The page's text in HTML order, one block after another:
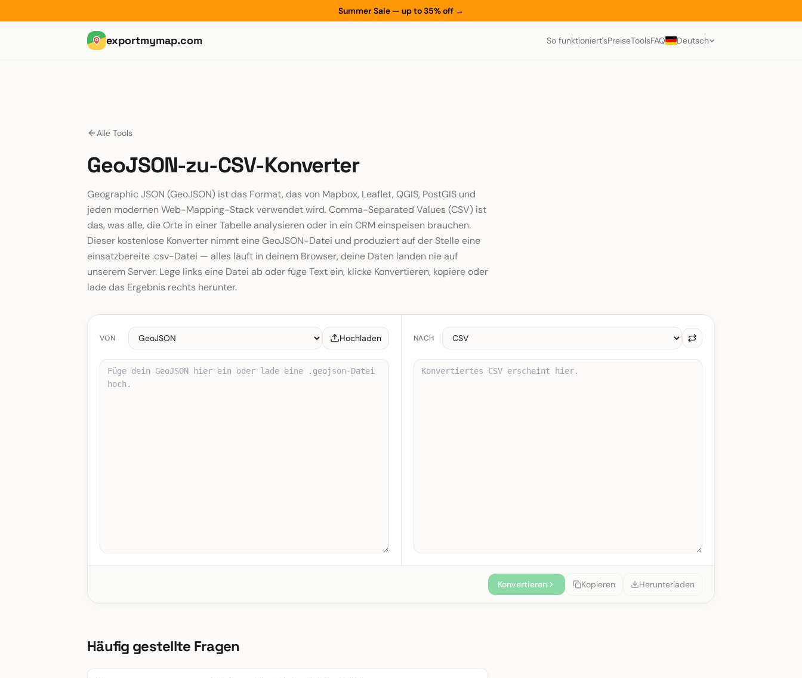
Summer Sale — up to 35% off →
exportmymap.com So funktioniert'sPreiseToolsFAQ Deutsch
Alle Tools
GeoJSON-zu-CSV-Konverter
Geographic JSON (GeoJSON) ist das Format, das von Mapbox, Leaflet, QGIS, PostGIS und
jeden modernen Web-Mapping-Stack verwendet wird. Comma-Separated Values (CSV) ist
das, was alle, die Orte in einer Tabelle analysieren oder in ein CRM einspeisen brauchen.
Dieser kostenlose Konverter nimmt eine GeoJSON-Datei und produziert auf der Stelle eine
einsatzbereite .csv-Datei — alles läuft in deinem Browser, deine Daten landen nie auf
unserem Server. Lege links eine Datei ab oder füge Text ein, klicke Konvertieren, kopiere oder
lade das Ergebnis rechts herunter.
VON Hochladen NACH
Konvertieren Kopieren Herunterladen
Häufig gestellte Fragen